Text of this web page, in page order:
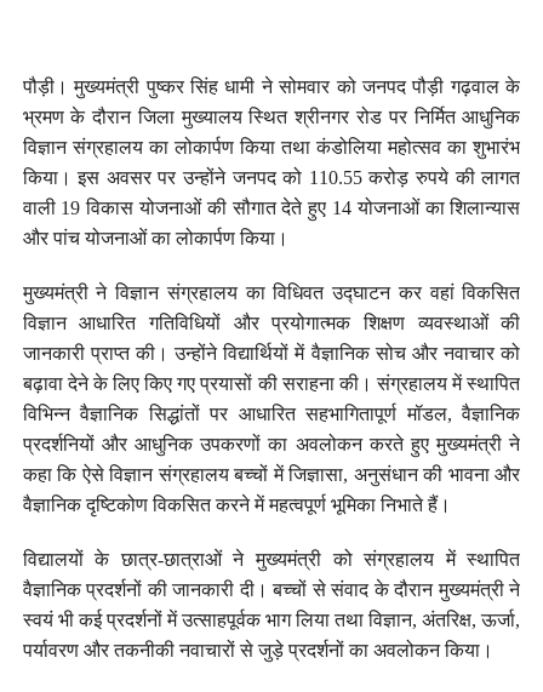
पौड़ी। मुख्यमंत्री पुष्कर सिंह धामी ने सोमवार को जनपद पौड़ी गढ़वाल के
भ्रमण के दौरान जिला मुख्यालय स्थित श्रीनगर रोड पर निर्मित आधुनिक
विज्ञान संग्रहालय का लोकार्पण किया तथा कंडोलिया महोत्सव का शुभारंभ
किया। इस अवसर पर उन्होंने जनपद को 110.55 करोड़ रुपये की लागत
वाली 19 विकास योजनाओं की सौगात देते हुए 14 योजनाओं का शिलान्यास
और पांच योजनाओं का लोकार्पण किया।
मुख्यमंत्री ने विज्ञान संग्रहालय का विधिवत उद्घाटन कर वहां विकसित
विज्ञान आधारित गतिविधियों और प्रयोगात्मक शिक्षण व्यवस्थाओं की
जानकारी प्राप्त की। उन्होंने विद्यार्थियों में वैज्ञानिक सोच और नवाचार को
बढ़ावा देने के लिए किए गए प्रयासों की सराहना की। संग्रहालय में स्थापित
विभिन्न वैज्ञानिक सिद्धांतों पर आधारित सहभागितापूर्ण मॉडल, वैज्ञानिक
प्रदर्शनियों और आधुनिक उपकरणों का अवलोकन करते हुए मुख्यमंत्री ने
कहा कि ऐसे विज्ञान संग्रहालय बच्चों में जिज्ञासा, अनुसंधान की भावना और
वैज्ञानिक दृष्टिकोण विकसित करने में महत्वपूर्ण भूमिका निभाते हैं।
विद्यालयों के छात्र-छात्राओं ने मुख्यमंत्री को संग्रहालय में स्थापित
वैज्ञानिक प्रदर्शनों की जानकारी दी। बच्चों से संवाद के दौरान मुख्यमंत्री ने
स्वयं भी कई प्रदर्शनों में उत्साहपूर्वक भाग लिया तथा विज्ञान, अंतरिक्ष, ऊर्जा,
पर्यावरण और तकनीकी नवाचारों से जुड़े प्रदर्शनों का अवलोकन किया।